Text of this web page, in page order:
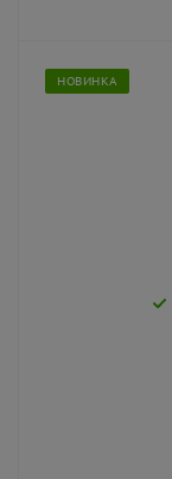
НОВИНКА